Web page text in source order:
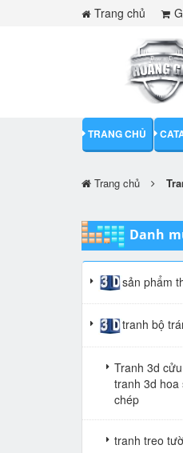
Trang chủ
TRANG CHỦ
Trang chủ
Danh
sản phẩm
tranh bộ
Tranh 3d
tranh 3d hoa
chép
tranh treo